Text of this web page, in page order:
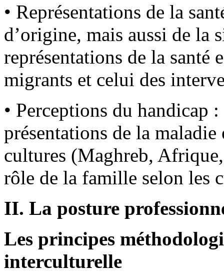
• Représentations de la
d’origine, mais aussi de la
représentations de la santé
migrants et celui des
• Perceptions du handicap
présentations de la
cultures (Maghreb,
rôle de la famille selon les
II. La posture
Les principes
interculturelle